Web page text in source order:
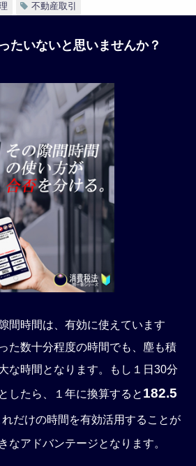
不動産取引
たいないと思いませんか？
間時間は、有効に使えています
た数十分程度の時間でも、塵も積
な時間となります。もし１日30分
したら、１年に換算すると 182.5
だけの時間を有効活用することが
なアドバンテージとなります。